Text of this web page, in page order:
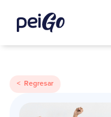
< Regresar